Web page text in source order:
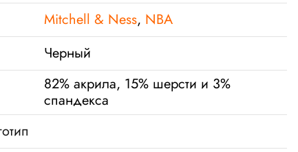
Mitchell & Ness, NBA
Черный
82% акрила, 15% шерсти и 3%
спандекса